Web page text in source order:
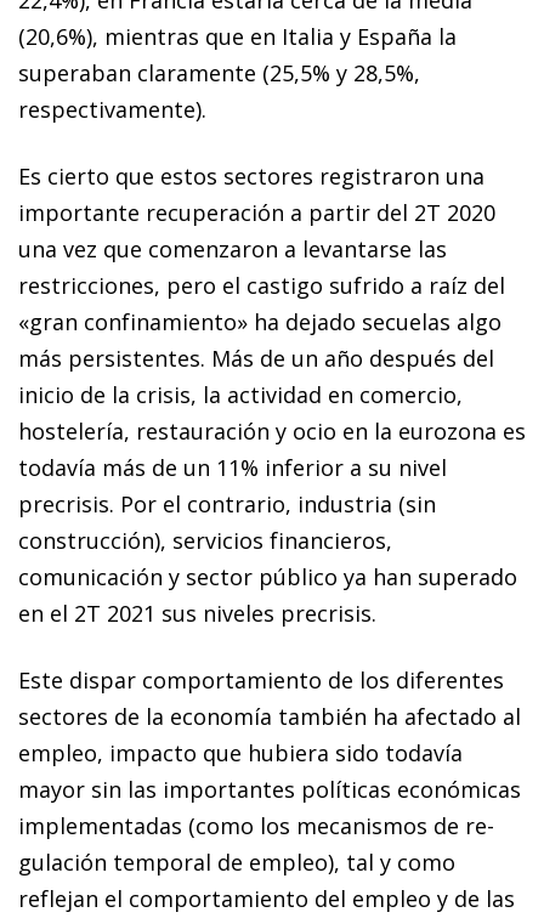
(20,6%), mientras que en Italia y España la
superaban claramente (25,5% y 28,5%,
respectivamente).
Es cierto que estos sectores registraron una
importante recuperación a partir del 2T 2020
una vez que comenzaron a levantarse las
restricciones, pero el castigo sufrido a raíz del
«gran confinamiento» ha dejado secuelas algo
más persistentes. Más de un año después del
inicio de la crisis, la actividad en comercio,
hostelería, restauración y ocio en la eurozona es
todavía más de un 11% inferior a su nivel
precrisis. Por el contrario, industria (sin
construcción), servicios financieros,
comunicación y sector público ya han superado
en el 2T 2021 sus niveles precrisis.
Este dispar comportamiento de los diferentes
sectores de la economía también ha afectado al
empleo, impacto que hubiera sido todavía
mayor sin las importantes políticas económicas
implementadas (como los mecanismos de re­­
gulación temporal de empleo), tal y como
reflejan el comportamiento del empleo y de las